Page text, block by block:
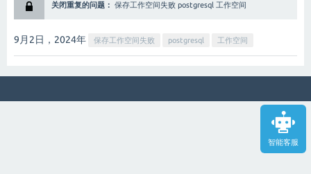
智能客服
关闭重复的问题： 保存工作空间失败 postgresql 工作空间
9月2日，2024年 保存工作空间失败 postgresql 工作空间